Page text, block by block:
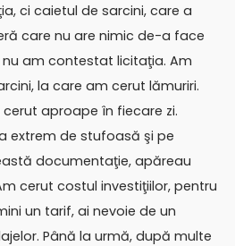
ci caietul de sarcini, care a
care nu are nimic de-a face
nu am contestat licitaţia. Am
la care am cerut lămuriri.
aproape în fiecare zi.
extrem de stufoasă şi pe
documentaţie, apăreau
cerut costul investiţiilor, pentru
un tarif, ai nevoie de un
Până la urmă, după multe